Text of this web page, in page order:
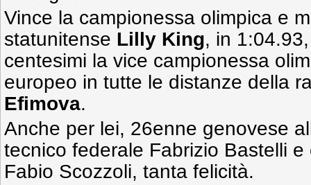
Vince la campionessa olimpica e
statunitense Lilly King, in
centesimi la vice campionessa
europeo in tutte le distanze della
Efimova.
Anche per lei, 26enne genovese
tecnico federale Fabrizio Bastelli
Fabio Scozzoli, tanta felicità.